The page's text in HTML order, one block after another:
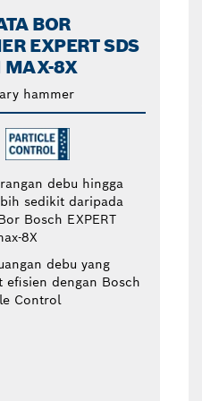
BOR
EXPERT SDS
MAX-8X
hammer
debu hingga
sedikit daripada
Bosch EXPERT
8X
debu yang
efisien dengan Bosch
Control